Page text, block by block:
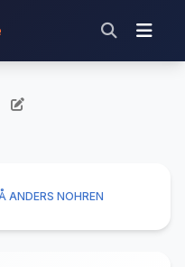
ANDERS NOHREN